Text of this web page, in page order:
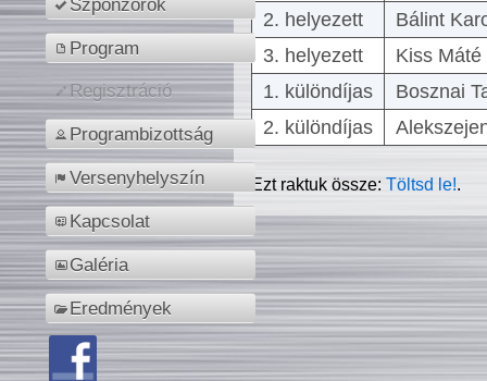
Szponzorok
Program
Regisztráció
Programbizottság
Versenyhelyszín
Kapcsolat
Galéria
Eredmények
2. helyezett
Bálint
3. helyezett
Kiss
1. különdíjas
Bosznai
2. különdíjas
Ezt raktuk össze:Töltsd le!.